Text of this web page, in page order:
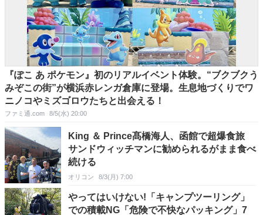
『ぽこ あ ポケモン』初のリアルイベント体験。“ブクブクう
みぞこの街”が横浜赤レンガ倉庫に登場。生息地づくりでワ
ニノコやミズゴロウたちと出会える！
ファミ通.com 8/5(水) 20:00
King ＆ Prince髙橋海人、函館で超爆食旅
サンドウィッチマンに勧められるがまま食べ
続ける
オリコン 8/3(月) 7:00
やってはいけない!「キャンプツーリング」
での積載NG「危険で不快なパッキング」7